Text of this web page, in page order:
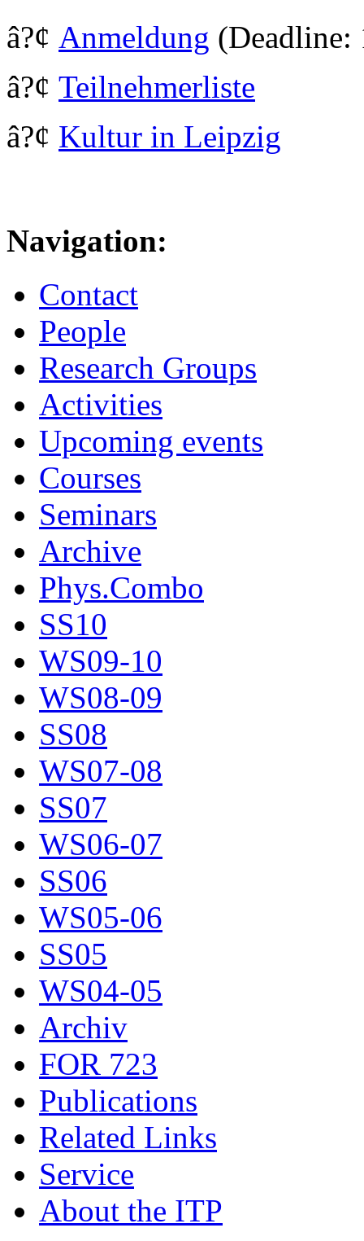
â?¢ Anmeldung (Deadline:
â?¢ Teilnehmerliste
â?¢ Kultur in Leipzig
Navigation:
Contact
People
Research Groups
Activities
Upcoming events
Courses
Seminars
Archive
Phys.Combo
SS10
WS09-10
WS08-09
SS08
WS07-08
SS07
WS06-07
SS06
WS05-06
SS05
WS04-05
Archiv
FOR 723
Publications
Related Links
Service
About the ITP